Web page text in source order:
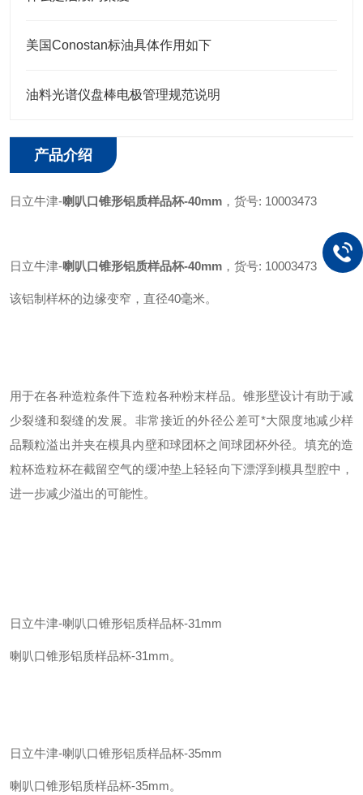
美国Conostan标油具体作用如下
油料光谱仪盘棒电极管理规范说明
产品介绍
日立牛津-喇叭口锥形铝质样品杯-40mm ，货号: 10003473
日立牛津-喇叭口锥形铝质样品杯-40mm ，货号: 10003473
该铝制样杯的边缘变窄，直径40毫米。
用于在各种造粒条件下造粒各种粉末样品。锥形壁设计有助于减
少裂缝和裂缝的发展。非常接近的外径公差可*大限度地减少样
品颗粒溢出并夹在模具内壁和球团杯之间球团杯外径。填充的造
粒杯造粒杯在截留空气的缓冲垫上轻轻向下漂浮到模具型腔中，
进一步减少溢出的可能性。
日立牛津-喇叭口锥形铝质样品杯-31mm
喇叭口锥形铝质样品杯-31mm。
日立牛津-喇叭口锥形铝质样品杯-35mm
喇叭口锥形铝质样品杯-35mm。